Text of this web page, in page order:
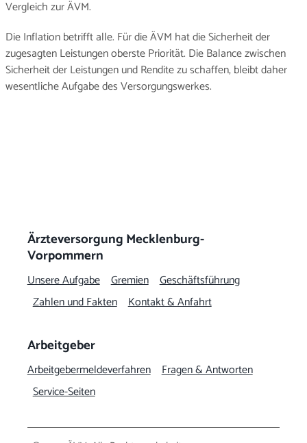
Vergleich zur ÄVM.
Die Inflation betrifft alle. Für die ÄVM hat die Sicherheit der
zugesagten Leistungen oberste Priorität. Die Balance zwischen
Sicherheit der Leistungen und Rendite zu schaffen, bleibt daher
wesentliche Aufgabe des Versorgungswerkes.
Ärzteversorgung Mecklenburg-
Vorpommern
Unsere Aufgabe Gremien Geschäftsführung
Zahlen und Fakten Kontakt & Anfahrt
Arbeitgeber
Arbeitgeber­meldeverfahren Fragen & Antworten
Service-Seiten